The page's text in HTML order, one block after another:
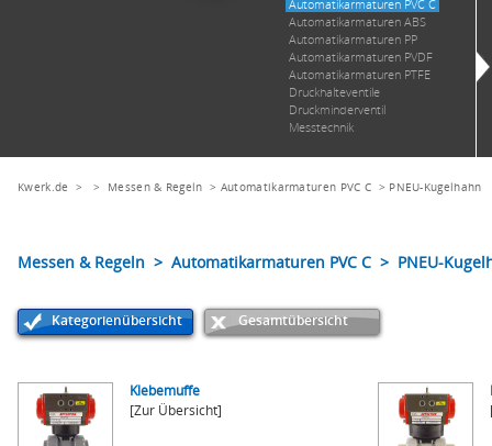
Kwerk.de > > Messen & Regeln > Automatikarmaturen PVC C > PNEU-Kugelhahn
Messen & Regeln > Automatikarmaturen PVC C > PNEU-
Kategorienübersicht Gesamtübersicht
Klebemuffe
[Zur Übersicht]